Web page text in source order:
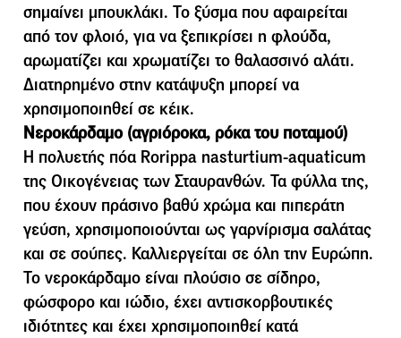
σηµαίνει µπουκλάκι. Το ξύσµα που αφαιρείται
από τον φλοιό, για να ξεπικρίσει η φλούδα,
αρωµατίζει και χρωµατίζει το θαλασσινό αλάτι.
Διατηρηµένο στην κατάψυξη µπορεί να
χρησιµοποιηθεί σε κέικ.
Νεροκάρδαµο (αγριόροκα, ρόκα του ποταµού)
Η πολυετής πόα Rorippa nasturtium-aquaticum
της Οικογένειας των Σταυρανθών. Τα φύλλα της,
που έχουν πράσινο βαθύ χρώµα και πιπεράτη
γεύση, χρησιµοποιούνται ως γαρνίρισµα σαλάτας
και σε σούπες. Καλλιεργείται σε όλη την Ευρώπη.
Το νεροκάρδαµο είναι πλούσιο σε σίδηρο,
φώσφορο και ιώδιο, έχει αντισκορβουτικές
ιδιότητες και έχει χρησιµοποιηθεί κατά